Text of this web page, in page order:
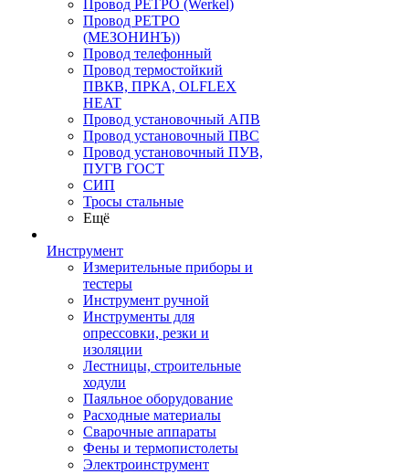
Провод РЕТРО (Werkel)
Провод РЕТРО
(МЕЗОНИНЪ))
Провод телефонный
Провод термостойкий
ПВКВ, ПРКА, OLFLEX
HEAT
Провод установочный АПВ
Провод установочный ПВС
Провод установочный ПУВ,
ПУГВ ГОСТ
СИП
Тросы стальные
Ещё
Инструмент
Измерительные приборы и
тестеры
Инструмент ручной
Инструменты для
опрессовки, резки и
изоляции
Лестницы, строительные
ходули
Паяльное оборудование
Расходные материалы
Сварочные аппараты
Фены и термопистолеты
Электроинструмент